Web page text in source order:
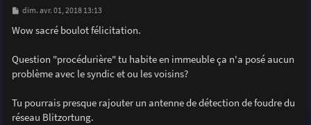
M
s
s
e
dim. avr. 01, 2018 13:13
Wow sacré boulot félicitation.
Question "procédurière" tu habite en immeuble ça n'a posé aucun
problème avec le syndic et ou les voisins?
Tu pourrais presque rajouter un antenne de détection de foudre du
réseau Blitzortung.